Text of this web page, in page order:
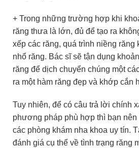
+ Trong những trường hợp khi
răng thưa là lớn, đủ để tạo ra
xếp các răng, quá trình niềng răng
nhổ răng. Bác sĩ sẽ tận dụng
răng để dịch chuyển chúng một
ra một hàm răng đẹp và khớp cắn
Tuy nhiên, để có câu trả lời chính
phương pháp phù hợp thì bạn nên
các phòng khám nha khoa uy tín.
đánh giá cụ thể về tình trạng răng